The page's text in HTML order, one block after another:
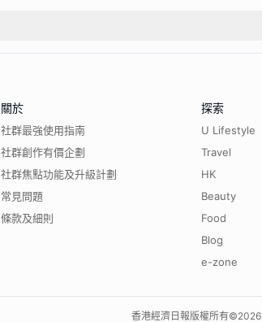
關於
社群最強使用指南
社群創作有價企劃
社群焦點功能及升級計劃
常見問題
條款及細則
探索
U Lifestyle
Travel
HK
Beauty
Food
Blog
e-zone
香港經濟日報版權所有©2026